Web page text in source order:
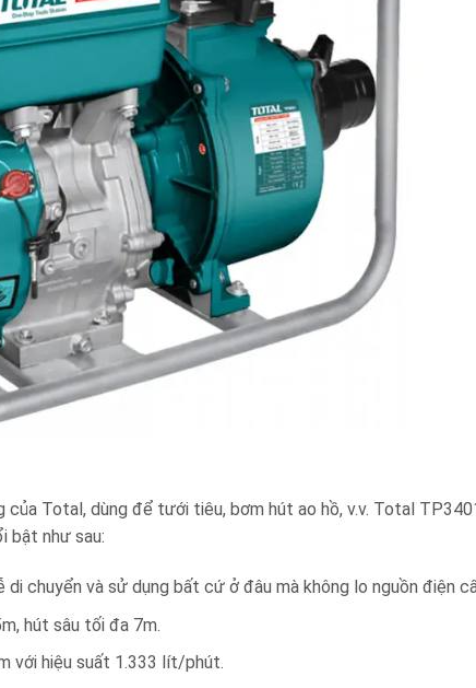
Total, dùng để tưới tiêu, bơm hút ao hồ, v.v. Total
bật như sau:
chuyển và sử dụng bất cứ ở đâu mà không lo nguồn điện
hút sâu tối đa 7m.
với hiệu suất 1.333 lít/phút.